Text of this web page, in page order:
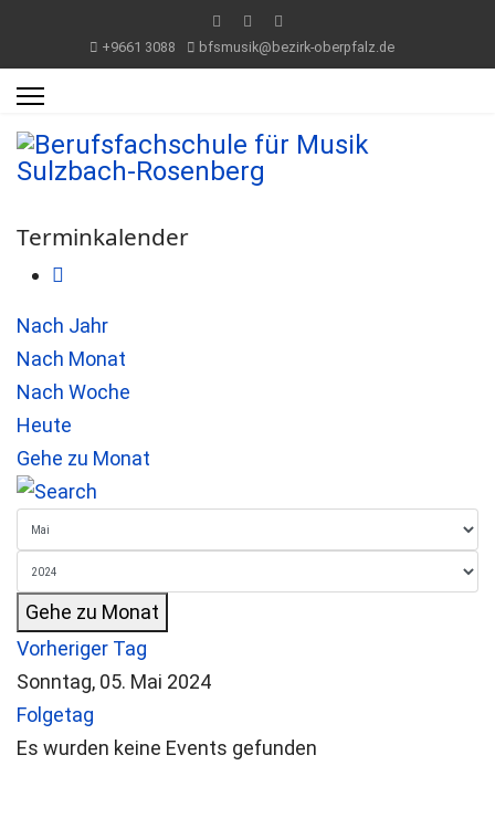
+9661 3088 bfsmusik@bezirk-oberpfalz.de
Terminkalender
Nach Jahr
Nach Monat
Nach Woche
Heute
Gehe zu Monat
Gehe zu Monat
Vorheriger Tag
Sonntag, 05. Mai 2024
Folgetag
Es wurden keine Events gefunden